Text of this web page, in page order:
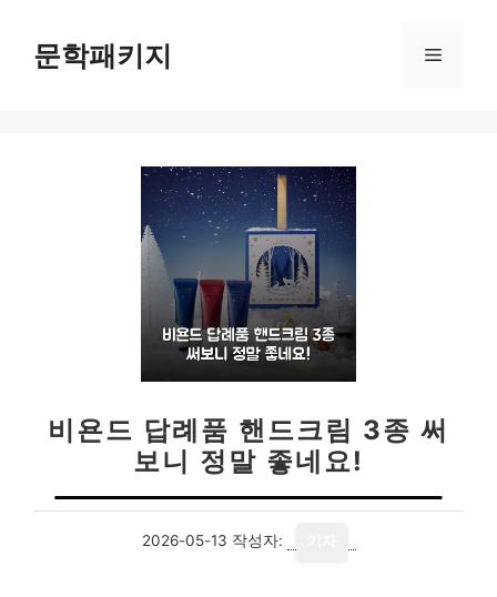
문학패키지 메
비욘드 답례품 핸드크림 3종 써
보니 정말 좋네요!
2026-05-13 작성자: